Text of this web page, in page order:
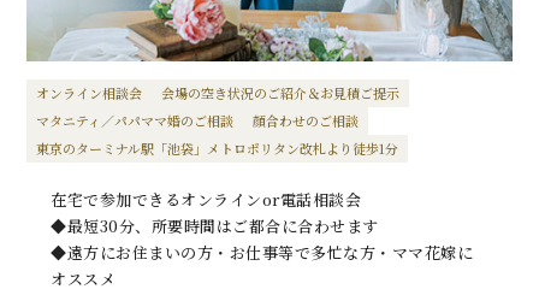
オンライン相談会
会場の空き状況のご紹介＆お見積ご提示
マタニティ／パパママ婚のご相談
顔合わせのご相談
東京のターミナル駅「池袋」メトロポリタン改札より徒歩1分
在宅で参加できるオンラインor電話相談会
◆最短30分、所要時間はご都合に合わせます
◆遠方にお住まいの方・お仕事等で多忙な方・ママ花嫁に
オススメ